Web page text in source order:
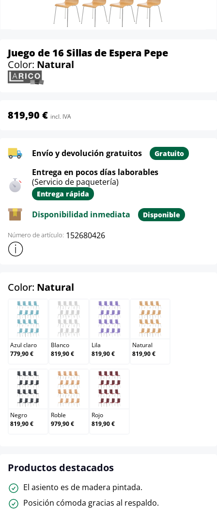
Juego de 16 Sillas de Espera Pepe
Color: Natural
819,90 € incl. IVA
Envío y devolución gratuitos Gratuito
Entrega en pocos días laborables
(Servicio de paquetería)
Entrega rápida
Disponibilidad inmediata Disponible
Número de artículo: 152680426
Mostrar más información sobre el producto
Color: Natural
Azul claro
Azul claro
779,90 €
Blanco
Blanco
819,90 €
Lila
Lila
819,90 €
Natural
Natural
819,90 €
Negro
Negro
819,90 €
Roble
Roble
979,90 €
Rojo
Rojo
819,90 €
Productos destacados
El asiento es de madera pintada.
Posición cómoda gracias al respaldo.